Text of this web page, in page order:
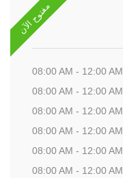
مفتوح الآن
08:00 AM - 12:00 AM
08:00 AM - 12:00 AM
08:00 AM - 12:00 AM
08:00 AM - 12:00 AM
08:00 AM - 12:00 AM
08:00 AM - 12:00 AM